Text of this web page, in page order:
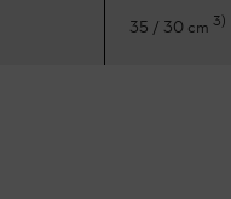
35 / 30 cm 3)